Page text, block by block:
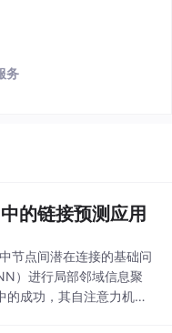
务
的链接预测应用
节点间潜在连接的基础问
）进行局部邻域信息聚
成功，其自注意力机制